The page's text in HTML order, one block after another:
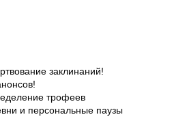
заклинаний!
трофеев
и персональные паузы